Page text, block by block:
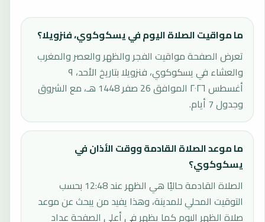
ما مواقيت الصلاة اليوم في يسكوكوي، فنزويلا؟
تعرض الصفحة مواقيت الفجر والظهر والعصر والمغرب
والعشاء في يسكوكوي، فنزويلا بتاريخ الأحد، ٩
أغسطس ٢٠٢٦ الموافق 26 صفر 1448 هـ، مع الشروق
وجدول 7 أيام.
ما موعد الصلاة القادمة ووقت الأذان في
يسكوكوي؟
الصلاة القادمة حاليًا هي الظهر عند 12:48 بحسب
التوقيت المحلي للمدينة، وهذا يفيد من يبحث عن موعد
صلاة الظهر اليوم كما يظهر في أعلى الصفحة عداد